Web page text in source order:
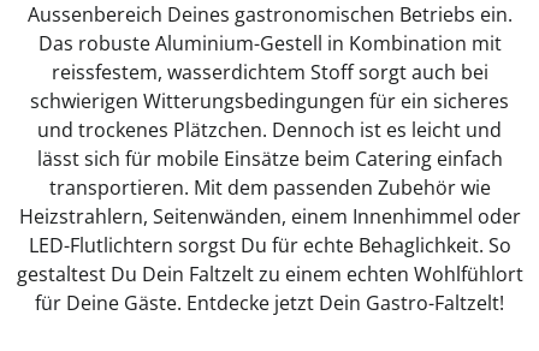
Aussenbereich Deines gastronomischen Betriebs ein.
Das robuste Aluminium-Gestell in Kombination mit
reissfestem, wasserdichtem Stoff sorgt auch bei
schwierigen Witterungsbedingungen für ein sicheres
und trockenes Plätzchen. Dennoch ist es leicht und
lässt sich für mobile Einsätze beim Catering einfach
transportieren. Mit dem passenden Zubehör wie
Heizstrahlern, Seitenwänden, einem Innenhimmel oder
LED-Flutlichtern sorgst Du für echte Behaglichkeit. So
gestaltest Du Dein Faltzelt zu einem echten Wohlfühlort
für Deine Gäste. Entdecke jetzt Dein Gastro-Faltzelt!